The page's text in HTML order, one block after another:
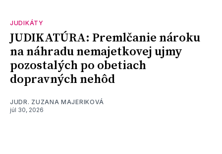
JUDIKÁTY
JUDIKATÚRA: Premlčanie nároku
na náhradu nemajetkovej ujmy
pozostalých po obetiach
dopravných nehôd
JUDR. ZUZANA MAJERIKOVÁ
júl 30, 2026